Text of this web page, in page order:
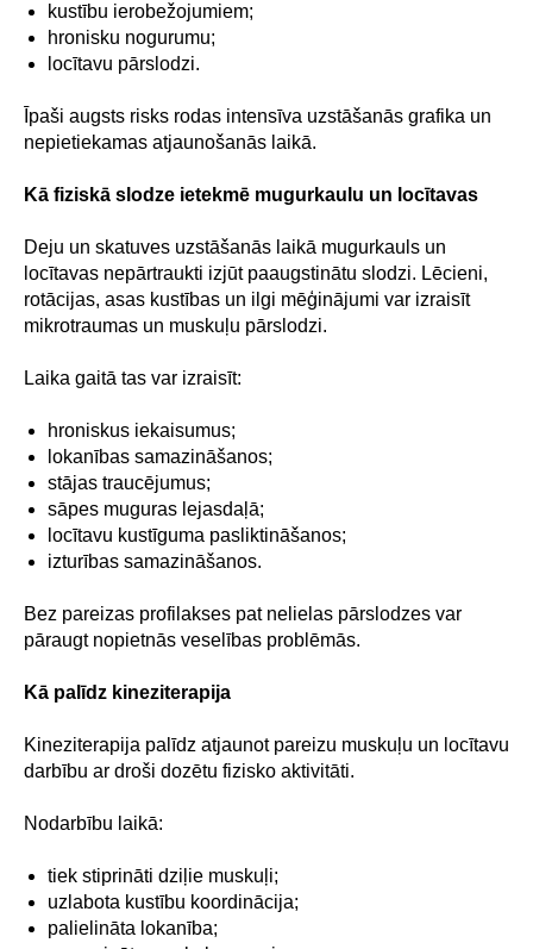
kustību ierobežojumiem;
hronisku nogurumu;
locītavu pārslodzi.
Īpaši augsts risks rodas intensīva uzstāšanās grafika un
nepietiekamas atjaunošanās laikā.
Kā fiziskā slodze ietekmē mugurkaulu un locītavas
Deju un skatuves uzstāšanās laikā mugurkauls un
locītavas nepārtraukti izjūt paaugstinātu slodzi. Lēcieni,
rotācijas, asas kustības un ilgi mēģinājumi var izraisīt
mikrotraumas un muskuļu pārslodzi.
Laika gaitā tas var izraisīt:
hroniskus iekaisumus;
lokanības samazināšanos;
stājas traucējumus;
sāpes muguras lejasdaļā;
locītavu kustīguma pasliktināšanos;
izturības samazināšanos.
Bez pareizas profilakses pat nelielas pārslodzes var
pāraugt nopietnās veselības problēmās.
Kā palīdz kineziterapija
Kineziterapija palīdz atjaunot pareizu muskuļu un locītavu
darbību ar droši dozētu fizisko aktivitāti.
Nodarbību laikā:
tiek stiprināti dziļie muskuļi;
uzlabota kustību koordinācija;
palielināta lokanība;